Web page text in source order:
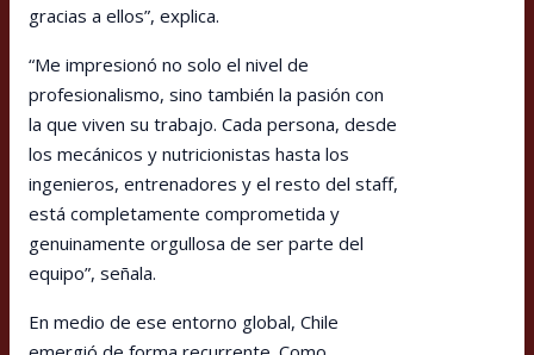
gracias a ellos”, explica.
“Me impresionó no solo el nivel de
profesionalismo, sino también la pasión con
la que viven su trabajo. Cada persona, desde
los mecánicos y nutricionistas hasta los
ingenieros, entrenadores y el resto del staff,
está completamente comprometida y
genuinamente orgullosa de ser parte del
equipo”, señala.
En medio de ese entorno global, Chile